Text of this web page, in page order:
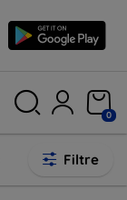
0
Filtre